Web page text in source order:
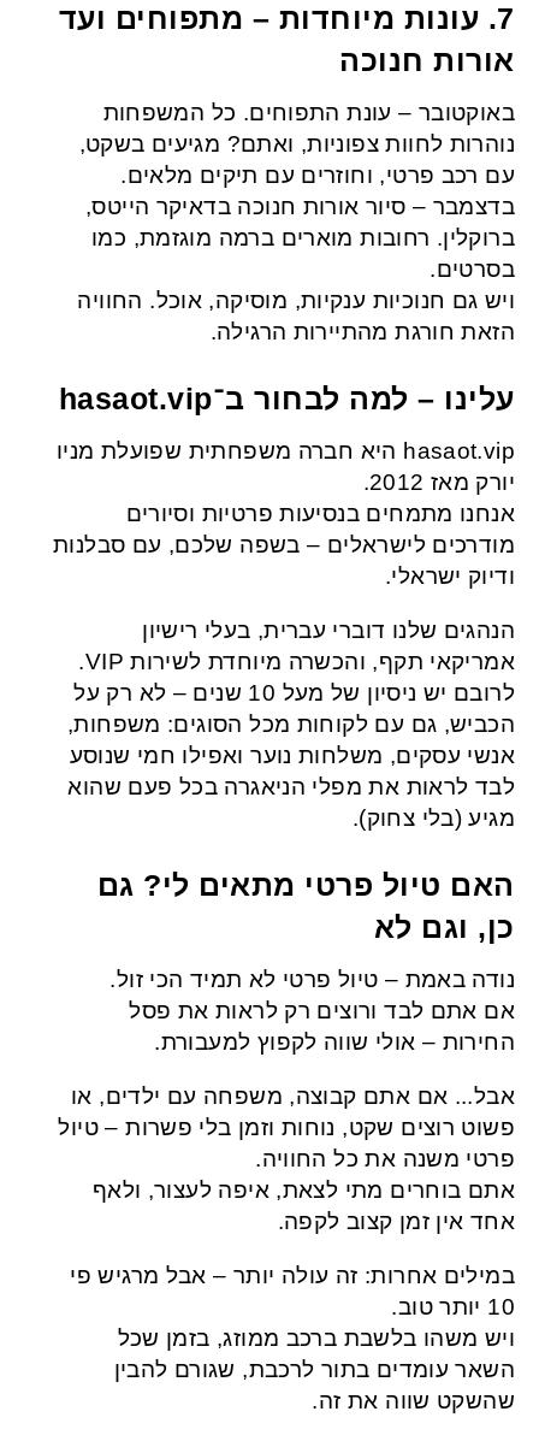
7. עונות מיוחדות – מתפוחים ועד
אורות חנוכה
באוקטובר – עונת התפוחים. כל המשפחות
נוהרות לחוות צפוניות, ואתם? מגיעים בשקט,
עם רכב פרטי, וחוזרים עם תיקים מלאים.
בדצמבר – סיור אורות חנוכה בדאיקר הייטס,
ברוקלין. רחובות מוארים ברמה מוגזמת, כמו
בסרטים.
ויש גם חנוכיות ענקיות, מוסיקה, אוכל. החוויה
הזאת חורגת מהתיירות הרגילה.
עלינו – למה לבחור ב־hasaot.vip
hasaot.vip היא חברה משפחתית שפועלת מניו
יורק מאז 2012.
אנחנו מתמחים בנסיעות פרטיות וסיורים
מודרכים לישראלים – בשפה שלכם, עם סבלנות
ודיוק ישראלי.
הנהגים שלנו דוברי עברית, בעלי רישיון
אמריקאי תקף, והכשרה מיוחדת לשירות VIP.
לרובם יש ניסיון של מעל 10 שנים – לא רק על
הכביש, גם עם לקוחות מכל הסוגים: משפחות,
אנשי עסקים, משלחות נוער ואפילו חמי שנוסע
לבד לראות את מפלי הניאגרה בכל פעם שהוא
מגיע (בלי צחוק).
האם טיול פרטי מתאים לי? גם
כן, וגם לא
נודה באמת – טיול פרטי לא תמיד הכי זול.
אם אתם לבד ורוצים רק לראות את פסל
החירות – אולי שווה לקפוץ למעבורת.
אבל... אם אתם קבוצה, משפחה עם ילדים, או
פשוט רוצים שקט, נוחות וזמן בלי פשרות – טיול
פרטי משנה את כל החוויה.
אתם בוחרים מתי לצאת, איפה לעצור, ולאף
אחד אין זמן קצוב לקפה.
במילים אחרות: זה עולה יותר – אבל מרגיש פי
10 יותר טוב.
ויש משהו בלשבת ברכב ממוזג, בזמן שכל
השאר עומדים בתור לרכבת, שגורם להבין
שהשקט שווה את זה.